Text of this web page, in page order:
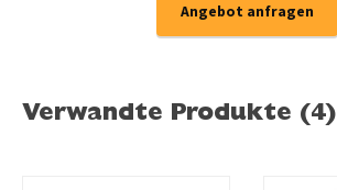
Angebot anfragen
Verwandte Produkte (4)